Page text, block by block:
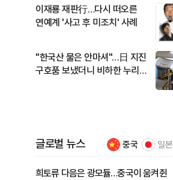
이재룡 재판行…다시 떠오른
연예계 '사고 후 미조치' 사례
"한국산 물은 안마셔"…日 지진
구호품 보냈더니 비하한 누리
글로벌 뉴스 중국 일본
희토류 다음은 광모듈…중국이 움켜쥔